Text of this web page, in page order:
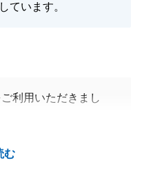
ています。
む
利用いただきまし
たこと、嬉しく思いま